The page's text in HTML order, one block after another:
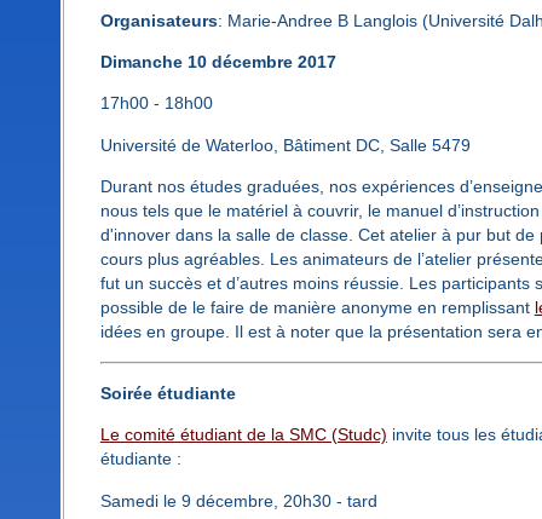
Organisateurs: Marie-Andree B Langlois (Université
Dimanche 10 décembre 2017
17h00 - 18h00
Université de Waterloo, Bâtiment DC, Salle 5479
Durant nos études graduées, nos expériences
nous tels que le matériel à couvrir, le manuel
d'innover dans la salle de classe. Cet atelier à pur but
cours plus agréables. Les animateurs de l’atelier
fut un succès et d’autres moins réussie. Les
possible de le faire de manière anonyme en remplissant
idées en groupe. Il est à noter que la présentation sera
Soirée étudiante
Le comité étudiant de la SMC (Studc) invite tous les
étudiante :
Samedi le 9 décembre, 20h30 - tard